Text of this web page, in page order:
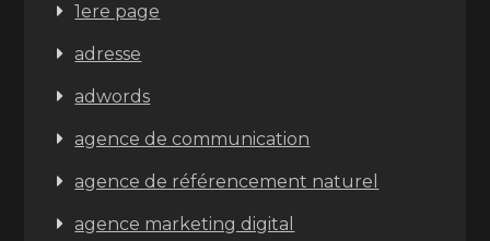
1ere page
adresse
adwords
agence de communication
agence de référencement naturel
agence marketing digital